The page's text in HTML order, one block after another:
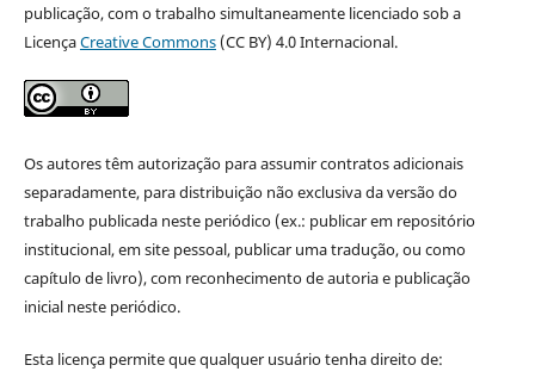
publicação, com o trabalho simultaneamente licenciado sob a
LicençaCreative Commons(CC BY) 4.0 Internacional.
Os autores têm autorização para assumir contratos adicionais
separadamente, para distribuição não exclusiva da versão do
trabalho publicada neste periódico (ex.: publicar em repositório
institucional, em site pessoal, publicar uma tradução, ou como
capítulo de livro), com reconhecimento de autoria e publicação
inicial neste periódico.
Esta licença permite que qualquer usuário tenha direito de: